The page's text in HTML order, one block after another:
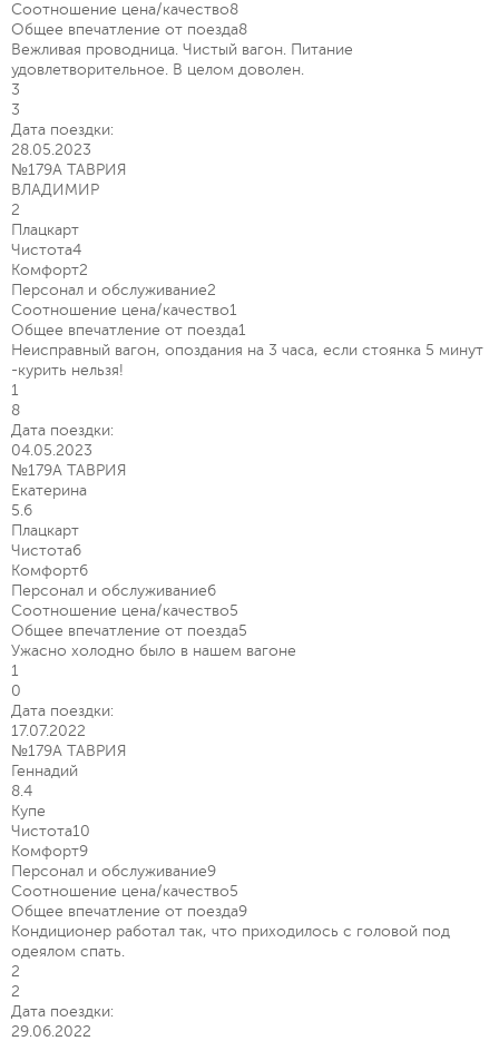
Соотношение цена/качество8
Общее впечатление от поезда8
Вежливая проводница. Чистый вагон. Питание
удовлетворительное. В целом доволен.
3
3
Дата поездки:
28.05.2023
№179А ТАВРИЯ
ВЛАДИМИР
2
Плацкарт
Чистота4
Комфорт2
Персонал и обслуживание2
Соотношение цена/качество1
Общее впечатление от поезда1
Неисправный вагон, опоздания на 3 часа, если стоянка 5 минут
-курить нельзя!
1
8
Дата поездки:
04.05.2023
№179А ТАВРИЯ
Екатерина
5.6
Плацкарт
Чистота6
Комфорт6
Персонал и обслуживание6
Соотношение цена/качество5
Общее впечатление от поезда5
Ужасно холодно было в нашем вагоне
1
0
Дата поездки:
17.07.2022
№179А ТАВРИЯ
Геннадий
8.4
Купе
Чистота10
Комфорт9
Персонал и обслуживание9
Соотношение цена/качество5
Общее впечатление от поезда9
Кондиционер работал так, что приходилось с головой под
одеялом спать.
2
2
Дата поездки:
29.06.2022